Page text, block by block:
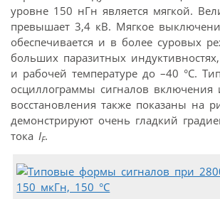
уровне 150 нГн является мягкой.
превышает 3,4 кВ. Мягкое
обеспечивается и в более суровых
больших паразитных
и рабочей температуре до –40 °C.
осциллограммы сигналов включения
восстановления также показаны на
демонстрируют очень гладкий
тока IF.